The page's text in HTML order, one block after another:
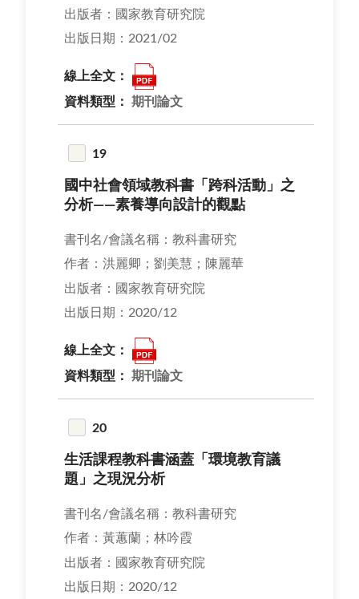
出版者：國家教育研究院
出版日期：2021/02
線上全文：
資料類型： 期刊論文
19
國中社會領域教科書「跨科活動」之
分析——素養導向設計的觀點
書刊名/會議名稱：教科書研究
作者：洪麗卿；劉美慧；陳麗華
出版者：國家教育研究院
出版日期：2020/12
線上全文：
資料類型： 期刊論文
20
生活課程教科書涵蓋「環境教育議
題」之現況分析
書刊名/會議名稱：教科書研究
作者：黃蕙蘭；林吟霞
出版者：國家教育研究院
出版日期：2020/12